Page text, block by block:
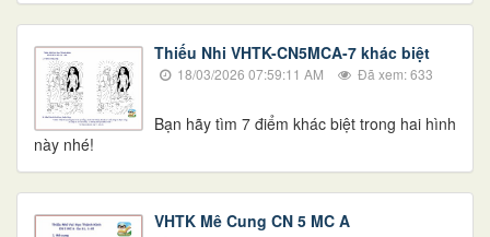
Thiếu Nhi VHTK-CN5MCA-7 khác biệt
18/03/2026 07:59:11 AM Đã xem: 633
​​​​​​​​​​​​​​Bạn hãy tìm 7 điểm khác biệt trong hai hình
này nhé!
VHTK Mê Cung CN 5 MC A